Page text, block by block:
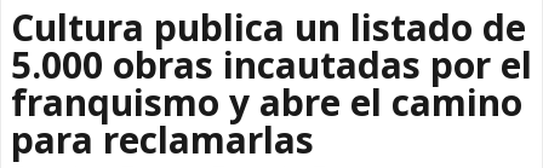
Cultura publica un listado de
5.000 obras incautadas por el
franquismo y abre el camino
para reclamarlas